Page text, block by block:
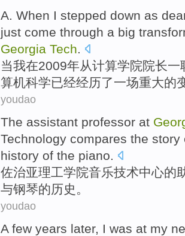
A. When I stepped down as
just come through a big
Georgia Tech.
当我在2009年从计算学院院长一
算机科学已经经历了一场重大的
youdao
The assistant professor at
Technology compares the story
history of the piano.
佐治亚理工学院音乐技术中心的
与钢琴的历史 。
youdao
Afew years later, I was at my